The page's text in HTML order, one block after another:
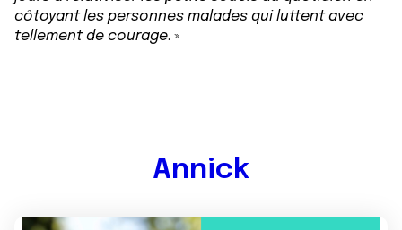
côtoyant les personnes malades qui luttent avec
tellement de courage. »
Annick